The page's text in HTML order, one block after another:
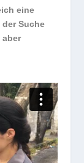
eine
Suche
aber